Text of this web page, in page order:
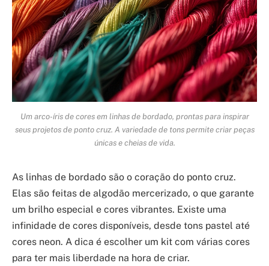
Um arco-íris de cores em linhas de bordado, prontas para inspirar
seus projetos de ponto cruz. A variedade de tons permite criar peças
únicas e cheias de vida.
As linhas de bordado são o coração do ponto cruz.
Elas são feitas de algodão mercerizado, o que garante
um brilho especial e cores vibrantes. Existe uma
infinidade de cores disponíveis, desde tons pastel até
cores neon. A dica é escolher um kit com várias cores
para ter mais liberdade na hora de criar.